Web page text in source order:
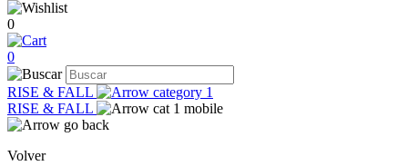
0
0
RISE & FALL
RISE & FALL
Volver